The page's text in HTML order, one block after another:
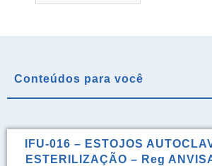
Conteúdos para você
IFU-016 – ESTOJOS
ESTERILIZAÇÃO – Reg